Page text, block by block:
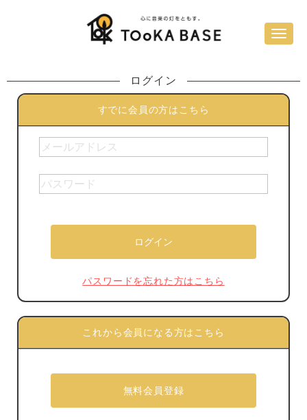
ログイン
すでに会員の方はこちら
パスワードを忘れた方はこちら
これから会員になる方はこちら